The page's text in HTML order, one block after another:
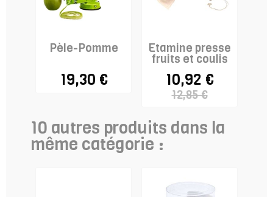
Pèle-Pomme
19,30 €
Etamine presse
fruits et coulis
10,92 €
12,85 €
10 autres produits dans la
même catégorie :